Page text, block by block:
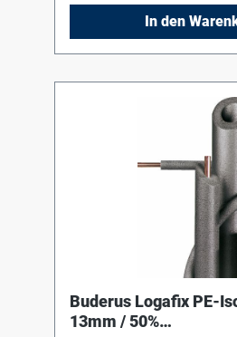
In den
Buderus Logafix PE-
13mm / 50%